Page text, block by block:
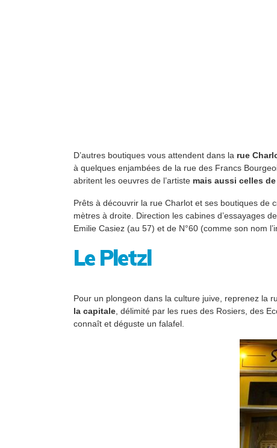
D’autres boutiques vous attendent dans la rue
à quelques enjambées de la rue des Francs
abritent les oeuvres de l’artiste mais aussi celles
Prêts à découvrir la rue Charlot et ses boutiques de
mètres à droite. Direction les cabines d’essayages
Emilie Casiez (au 57) et de N°60 (comme son nom
Le Pletzl
Pour un plongeon dans la culture juive, reprenez la
la capitale , délimité par les rues des Rosiers, des
connaît et déguste un falafel.